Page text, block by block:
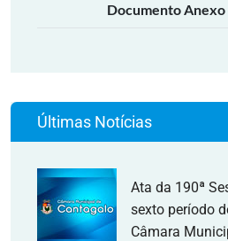
Documento
Últimas Notícias
Ata da 190ª
sexto período
Câmara